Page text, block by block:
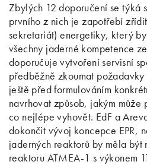
Zbylých 12 doporučení se týká
prvního z nich je zapotřebí
sekretariát) energetiky, který
všechny jaderné kompetence
doporučuje vytvoření servisní
předběžně zkoumat
ještě před formulováním
navrhovat způsob, jakým může
co nejlépe vyhovět. EdF a
dokončit vývoj koncepce EPR,
jaderných reaktorů by měla být
reaktoru ATMEA-1 s výkonem